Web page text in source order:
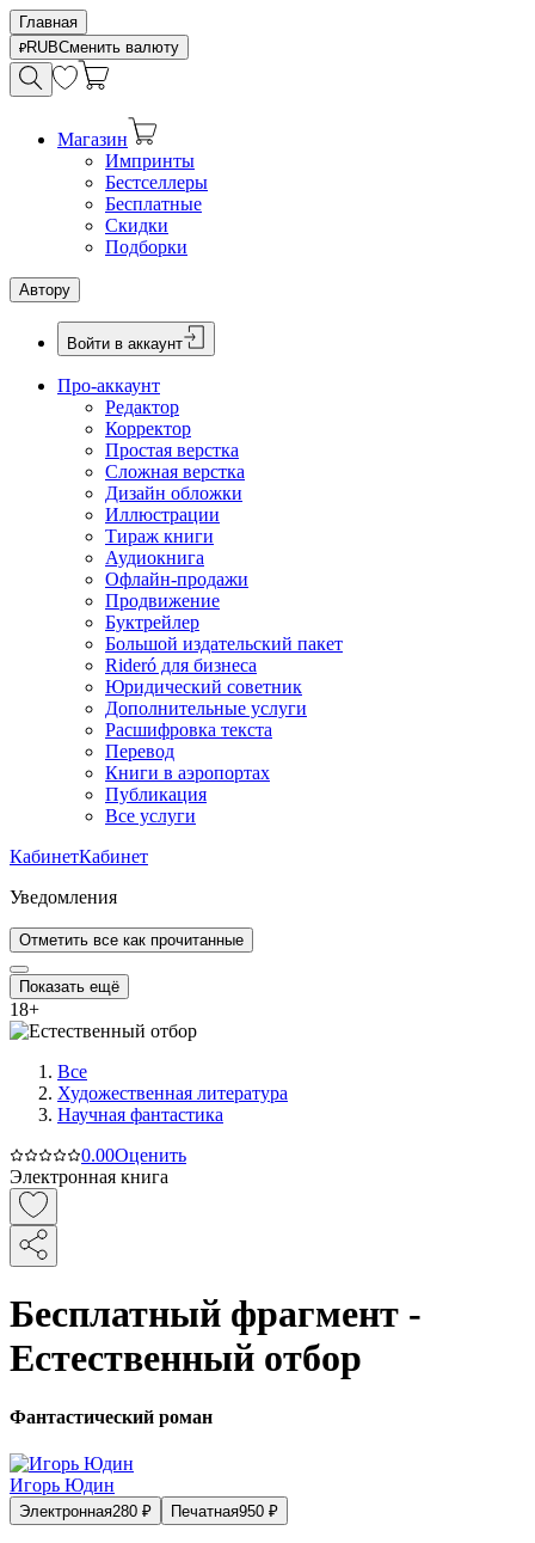
Главная
RUBСменить валюту
Магазин
Импринты
Бестселлеры
Бесплатные
Скидки
Подборки
Автору
Войти в аккаунт
Про-аккаунт
Редактор
Корректор
Простая верстка
Сложная верстка
Дизайн обложки
Иллюстрации
Тираж книги
Аудиокнига
Офлайн-продажи
Продвижение
Буктрейлер
Большой издательский пакет
Rideró для бизнеса
Юридический советник
Дополнительные услуги
Расшифровка текста
Перевод
Книги в аэропортах
Публикация
Все услуги
КабинетКабинет
Уведомления
Отметить все как прочитанные
Показать ещё
18+
Все
Художественная литература
Научная фантастика
0.00Оценить
Электронная книга
Бесплатный фрагмент -
Естественный отбор
Фантастический роман
Игорь Юдин
Электронная280 ₽ Печатная950 ₽